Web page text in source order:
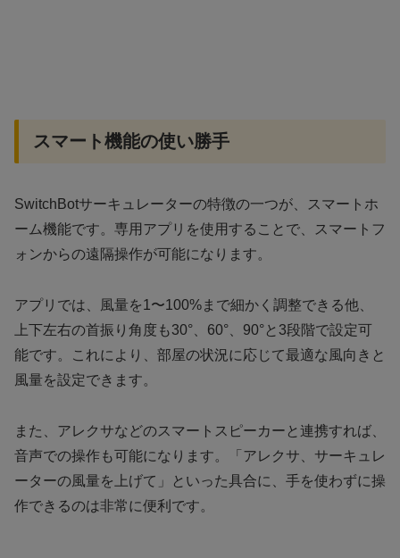
スマート機能の使い勝手
SwitchBotサーキュレーターの特徴の一つが、スマートホ
ーム機能です。専用アプリを使用することで、スマートフ
ォンからの遠隔操作が可能になります。
アプリでは、風量を1〜100%まで細かく調整できる他、
上下左右の首振り角度も30°、60°、90°と3段階で設定可
能です。これにより、部屋の状況に応じて最適な風向きと
風量を設定できます。
また、アレクサなどのスマートスピーカーと連携すれば、
音声での操作も可能になります。「アレクサ、サーキュレ
ーターの風量を上げて」といった具合に、手を使わずに操
作できるのは非常に便利です。